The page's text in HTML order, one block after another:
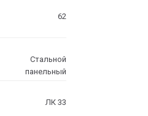
62
Стальной
панельный
ЛК 33